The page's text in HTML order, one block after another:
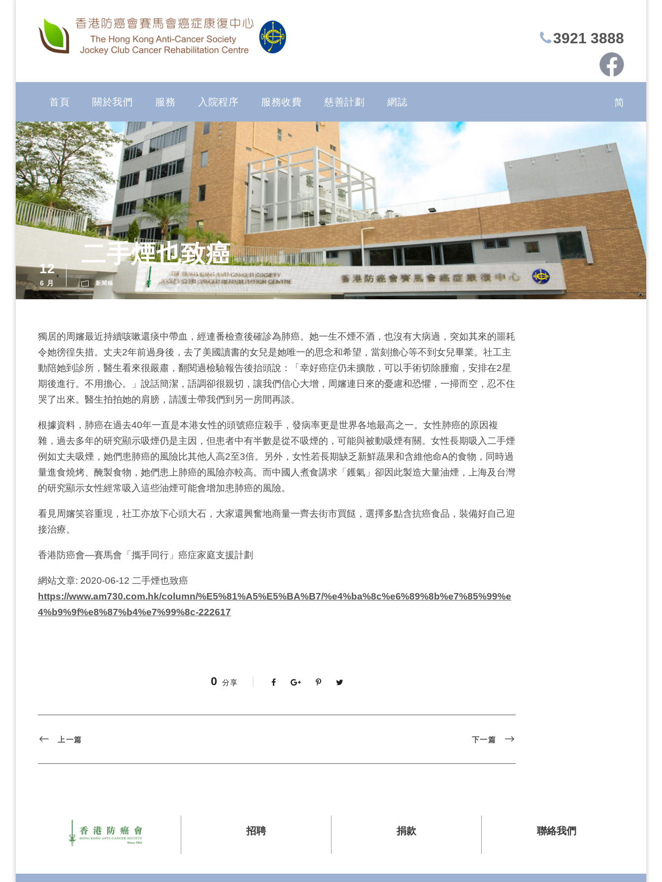
3921 3888
首頁 關於我們 服務 入院程序 服務收費 慈善計劃 網誌 简
12
6 月
二手煙也致癌
新聞稿
獨居的周嬸最近持續咳嗽還痰中帶血，經連番檢查後確診為肺癌。她一生不煙不酒，也沒有大病過，突如其來的噩耗
令她徬徨失措。丈夫2年前過身後，去了美國讀書的女兒是她唯一的思念和希望，當刻擔心等不到女兒畢業。社工主
動陪她到診所，醫生看來很嚴肅，翻閱過檢驗報告後抬頭說：「幸好癌症仍未擴散，可以手術切除腫瘤，安排在2星
期後進行。不用擔心。」說話簡潔，語調卻很親切，讓我們信心大增，周嬸連日來的憂慮和恐懼，一掃而空，忍不住
哭了出來。醫生拍拍她的肩膀，請護士帶我們到另一房間再談。
根據資料，肺癌在過去40年一直是本港女性的頭號癌症殺手，發病率更是世界各地最高之一。女性肺癌的原因複
雜，過去多年的研究顯示吸煙仍是主因，但患者中有半數是從不吸煙的，可能與被動吸煙有關。女性長期吸入二手煙
例如丈夫吸煙，她們患肺癌的風險比其他人高2至3倍。另外，女性若長期缺乏新鮮蔬果和含維他命A的食物，同時過
量進食燒烤、醃製食物，她們患上肺癌的風險亦較高。而中國人煮食講求「鑊氣」卻因此製造大量油煙，上海及台灣
的研究顯示女性經常吸入這些油煙可能會增加患肺癌的風險。
看見周嬸笑容重現，社工亦放下心頭大石，大家還興奮地商量一齊去街市買餸，選擇多點含抗癌食品，裝備好自己迎
接治療。
香港防癌會—賽馬會「攜手同行」癌症家庭支援計劃
網站文章: 2020-06-12 二手煙也致癌
https://www.am730.com.hk/column/%E5%81%A5%E5%BA%B7/%e4%ba%8c%e6%89%8b%e7%85%99%e
4%b9%9f%e8%87%b4%e7%99%8c-222617
0 分享
上一篇 下一篇
招聘 捐款 聯絡我們